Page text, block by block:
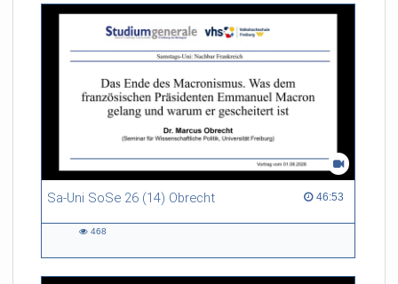
Sa-Uni SoSe 26 (14) Obrecht 46:53
46:53 duration
468